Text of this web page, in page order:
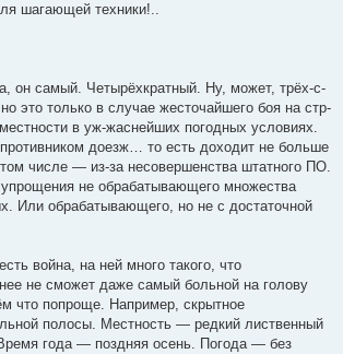
шагающей техники!..
он самый. Четырёхкратный. Ну, может, трёх-с-
это только в случае жесточайшего боя на стр-
в уж-жаснейших погодных условиях.
противником доезж… то есть доходит не больше
числе — из-за несовершенства штатного ПО.
не обрабатывающего множества
Или обрабатывающего, но не с достаточной
война, на ней много такого, что
не сможет даже самый больной на голову
что попроще. Например, скрытное
полосы. Местность — редкий лиственный
года — поздняя осень. Погода — без